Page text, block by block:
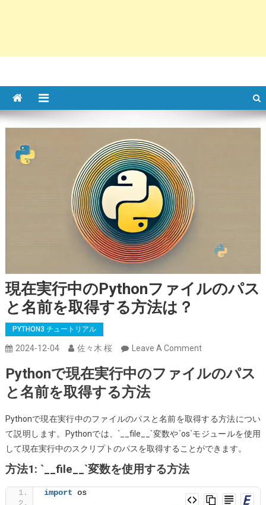
現在実行中のPythonファイルのパス
と名前を取得する方法は？
PYTHON3 チュートリアル
2024-12-04 佐々木 桜 Leave A CommentOn
在
中
の
Python
イ
Pythonで現在実行中のファイルのパス
と名前を取得する方法
Pythonで現在実行中のファイルのパスと名前を取得する方法につい
て説明します。Pythonでは、`__file__`変数や`os`モジュールを使用
して現在実行中のスクリプトのパスを取得することができます。
方法1: `__file__`変数を使用する方法
import os